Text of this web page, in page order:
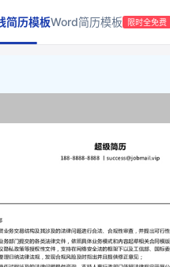
简历模板Word简历模板 限时全免费